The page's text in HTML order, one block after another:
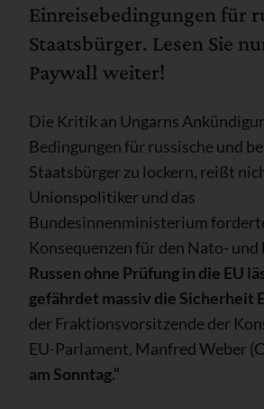
Einreisebedingungen für
Staatsbürger. Lesen Sie
Paywall weiter!
Die Kritik an Ungarns
Bedingungen für russische und
Staatsbürger zu lockern, reißt
Unionspolitiker und das
Bundesinnenministerium
Konsequenzen für den Nato- und
Russen ohne Prüfung in die EU
gefährdet massiv die Sicherheit
der Fraktionsvorsitzende der
EU-Parlament, Manfred Weber
am Sonntag.“